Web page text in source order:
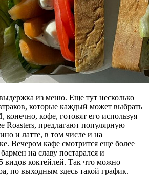
из меню. Еще тут несколько
которые каждый может выбрать
конечно, кофе, готовят его используя
Roasters, предлагают популярную
и латте, в том числе и на
Вечером кафе смотрится еще более
на славу постарался и
видов коктейлей. Так что можно
по выходным здесь такой график.